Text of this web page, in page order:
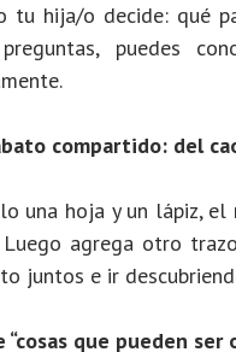
tu hija/o decide: qué
puedes
compartido: del
una hoja y un lápiz,
agrega otro
juntos e ir
“cosas que pueden